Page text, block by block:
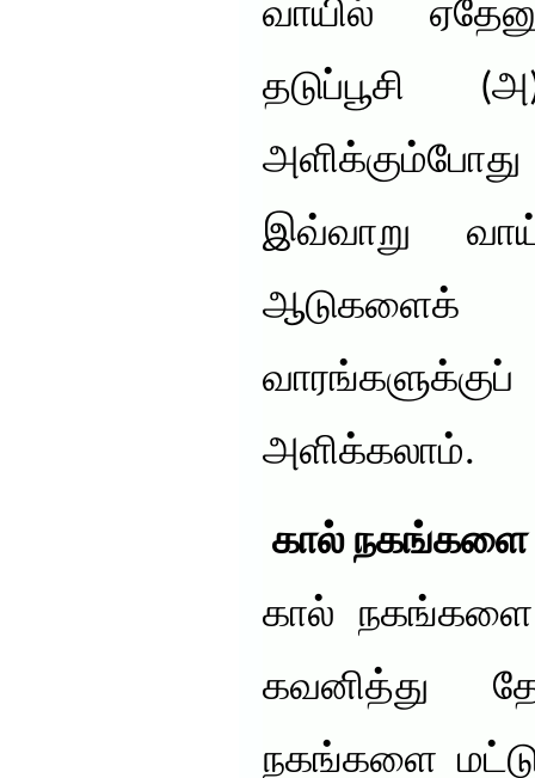
வாயில்
தடுப்பூசி
இவ்வாறு
வாரங்களுக்குப்
அளிக்கலாம்.
கால் நகங்களை
கால் நகங்களை
கவனித்து
நகங்களை